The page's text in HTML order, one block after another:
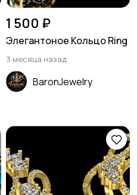
1 500 ₽
Элегантоное Кольцо Ring
3 месяца назад
BaronJewelry